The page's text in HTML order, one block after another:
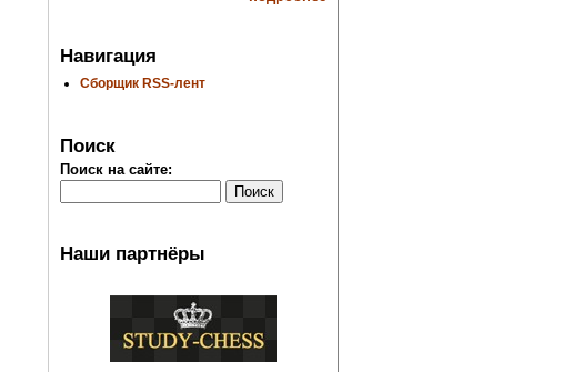
Навигация
Сборщик RSS-лент
Поиск
Поиск на сайте:
Наши партнёры